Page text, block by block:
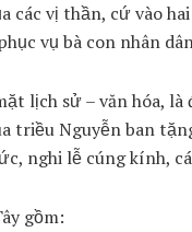
vị thần, cứ vào
vụ bà con nhân
lịch sử – văn hóa,
triều Nguyễn ban
nghi lễ cúng kính,
gồm: